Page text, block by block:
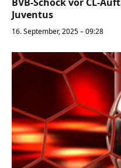
Juventus
16. September, 2025 – 09:28